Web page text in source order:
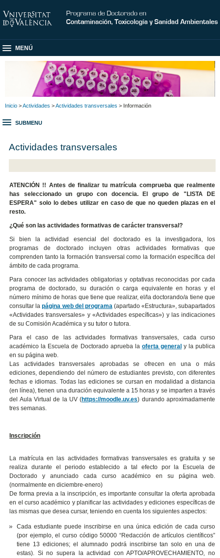
MENÚ
Inicio >Actividades >Actividades transversales > Información
SUBMENU
Actividades transversales
ATENCIÓN !! Antes de finalizar tu matrícula comprueba que realmente
has seleccionado un grupo con docencia. El grupo de "LISTA DE
ESPERA" solo lo debes utilizar en caso de que no queden plazas en el
resto.
¿Qué son las actividades formativas de carácter transversal?
Si bien la actividad esencial del doctorado es la investigadora, los
programas de doctorado incluyen otras actividades formativas que
comprenden tanto la formación transversal como la formación específica del
ámbito de cada programa.
Para conocer las actividades obligatorias y optativas reconocidas por cada
programa de doctorado, su duración o carga equivalente en horas y el
número mínimo de horas que tiene que realizar, el/la doctorando/a tiene que
consultar lapágina web del programa(apartado «Estructura», subapartados
«Actividades transversales» y «Actividades específicas») y las indicaciones
de su Comisión Académica y su tutor o tutora.
Para el caso de las actividades formativas transversales, cada curso
académico la Escuela de Doctorado aprueba la oferta general y la publica
en su página web.
Las actividades transversales aprobadas se ofrecen en una o más
ediciones, dependiendo del número de estudiantes previsto, con diferentes
fechas e idiomas. Todas las ediciones se cursan en modalidad a distancia
(en línea), tienen una duración equivalente a 15 horas y se imparten a través
del Aula Virtual de la UV (https://moodle.uv.es) durando aproximadamente
tres semanas.
Inscripción
La matrícula en las actividades formativas transversales es gratuita y se
realiza durante el periodo establecido a tal efecto por la Escuela de
Doctorado y anunciado cada curso académico en su página web.
(normalmente en diciembre-enero)
De forma previa a la inscripción, es importante consultar la oferta aprobada
en el curso académico y planificar las actividades y ediciones específicas de
las mismas que desea cursar, teniendo en cuenta los siguientes aspectos:
Cada estudiante puede inscribirse en una única edición de cada curso
(por ejemplo, el curso código 50000 “Redacción de artículos científicos”
tiene 13 ediciones; el alumnado podrá inscribirse tan solo en una de
estas). Si no supera la actividad con APTO/APROVECHAMIENTO, no